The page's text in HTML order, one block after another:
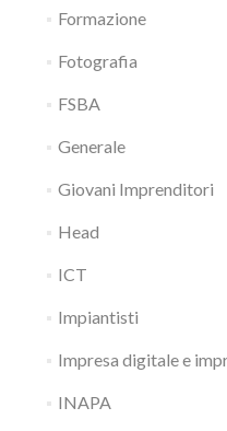
Formazione
Fotografia
FSBA
Generale
Giovani Imprenditori
Head
ICT
Impiantisti
Impresa digitale e
INAPA